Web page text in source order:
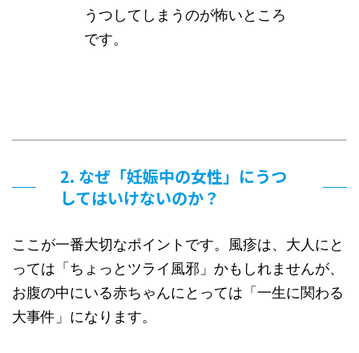
うつしてしまうのが怖いところ
です。
2. なぜ「妊娠中の女性」にうつ
してはいけないのか？
ここが一番大切なポイントです。風疹は、大人にと
っては「ちょっとツライ風邪」かもしれませんが、
お腹の中にいる赤ちゃんにとっては「一生に関わる
大事件」になります。